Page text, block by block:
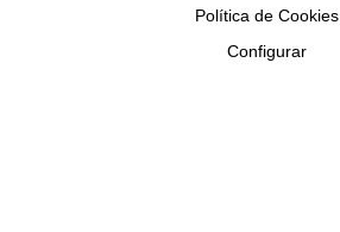
Política de Cookies
Configurar